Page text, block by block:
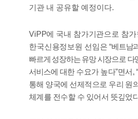
기관 내 공유할 예정이다.
ViPP에 국내 참가기관으로 참가
한국신용정보원 선임은“베 트남
빠르게 성장하는 유망 시장으로 다
서비 스에 대한 수요가 높다”면서 , “
통해 양국에 선제적으로 우리 원
체계를 전수할 수 있어서 뜻깊었